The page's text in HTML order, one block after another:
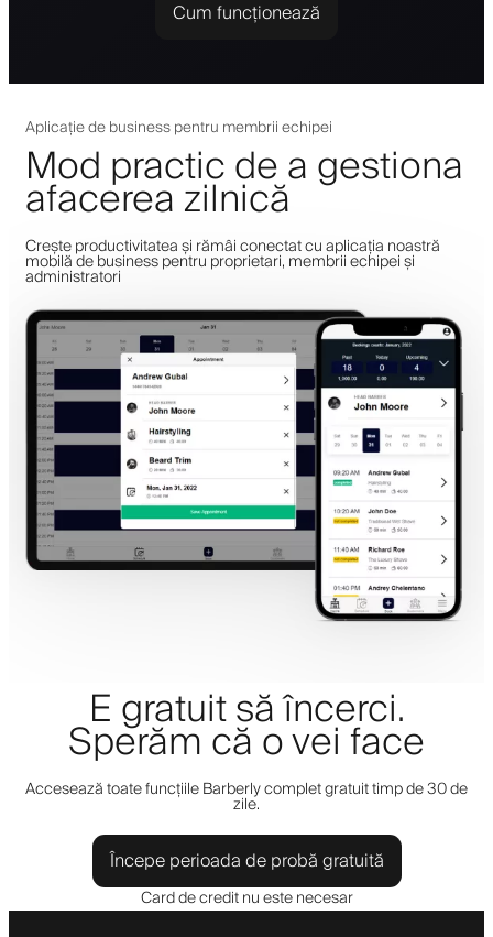
Cum funcționează
Aplicație de business pentru membrii echipei
Mod practic de a gestiona
afacerea zilnică
Crește productivitatea și rămâi conectat cu aplicația noastră
mobilă de business pentru proprietari, membrii echipei și
administratori
E gratuit să încerci.
Sperăm că o vei face
Accesează toate funcțiile Barberly complet gratuit timp de 30 de
zile.
Începe perioada de probă gratuită
Card de credit nu este necesar